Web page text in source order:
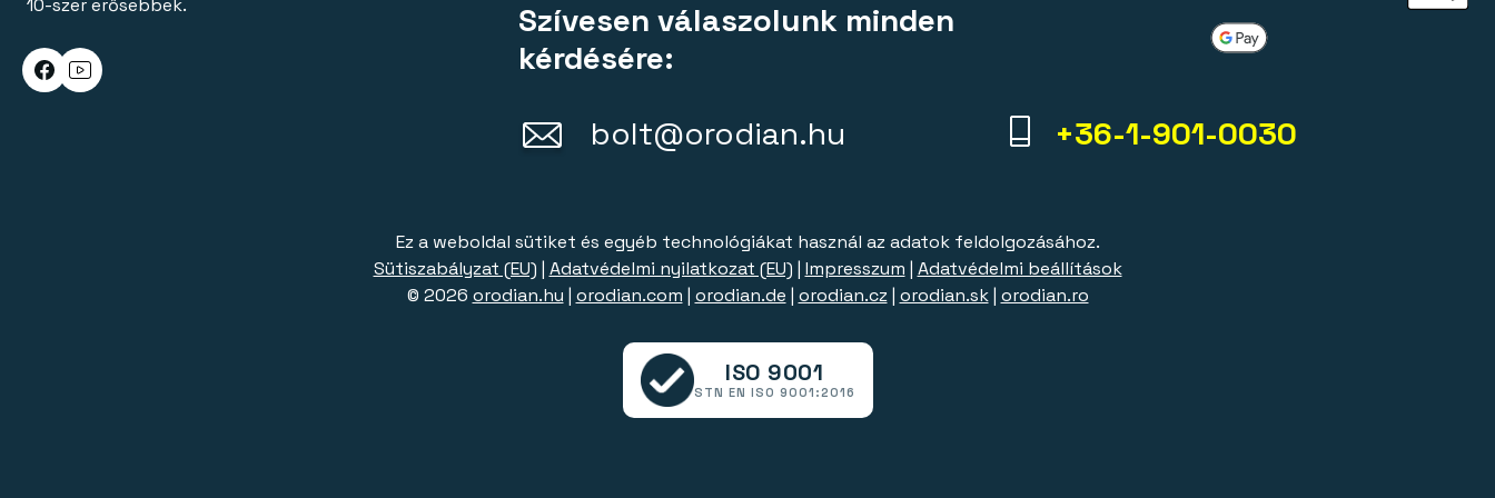
10-szer erősebbek.
Szívesen válaszolunk minden
kérdésére:
bolt@orodian.hu
+36-1-901-0030
Ez a weboldal sütiket és egyéb technológiákat használ az adatok feldolgozásához.
Sütiszabályzat (EU) | Adatvédelmi nyilatkozat (EU) | Impresszum | Adatvédelmi beállítások
© 2026 orodian.hu | orodian.com | orodian.de | orodian.cz| orodian.sk| orodian.ro
ISO 9001
STN EN ISO 9001:2016